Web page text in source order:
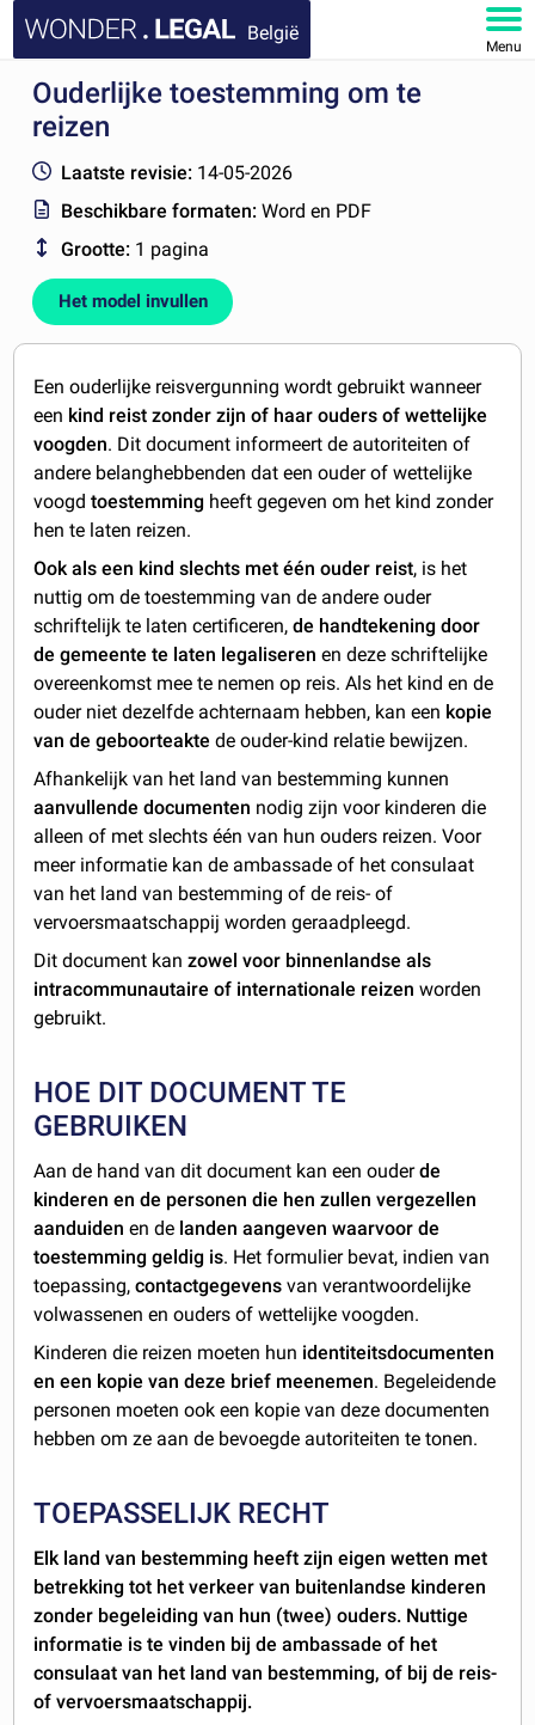
België
Menu
HOME
FAQ
MIJN ACCOUNT
Ouderlijke toestemming om te
reizen
Laatste revisie: 14-05-2026
Beschikbare formaten:Word en PDF
Grootte: 1 pagina
Het model invullen
Een ouderlijke reisvergunning wordt gebruikt wanneer
een kind reist zonder zijn of haar ouders of wettelijke
voogden. Dit document informeert de autoriteiten of
andere belanghebbenden dat een ouder of wettelijke
voogdtoestemming heeft gegeven om het kind zonder
hen te laten reizen.
Ook als een kind slechts met één ouder reist, is het
nuttig om de toestemming van de andere ouder
schriftelijk te laten certificeren,de handtekening door
de gemeente te laten legaliseren en deze schriftelijke
overeenkomst mee te nemen op reis. Als het kind en de
ouder niet dezelfde achternaam hebben, kan een kopie
van de geboorteakte de ouder-kind relatie bewijzen.
Afhankelijk van het land van bestemming kunnen
aanvullende documenten nodig zijn voor kinderen die
alleen of met slechts één van hun ouders reizen. Voor
meer informatie kan de ambassade of het consulaat
van het land van bestemming of de reis- of
vervoersmaatschappij worden geraadpleegd.
Dit document kanzowel voor binnenlandse als
intracommunautaire of internationale reizen worden
gebruikt.
HOE DIT DOCUMENT TE
GEBRUIKEN
Aan de hand van dit document kan een ouderde
kinderen en de personen die hen zullen vergezellen
aanduiden en de landen aangeven waarvoor de
toestemming geldig is. Het formulier bevat, indien van
toepassing,contactgegevens van verantwoordelijke
volwassenen en ouders of wettelijke voogden.
Kinderen die reizen moeten hun identiteitsdocumenten
en een kopie van deze brief meenemen. Begeleidende
personen moeten ook een kopie van deze documenten
hebben om ze aan de bevoegde autoriteiten te tonen.
TOEPASSELIJK RECHT
Elk land van bestemming heeft zijn eigen wetten met
betrekking tot het verkeer van buitenlandse kinderen
zonder begeleiding van hun (twee) ouders. Nuttige
informatie is te vinden bij de ambassade of het
consulaat van het land van bestemming, of bij de reis-
of vervoersmaatschappij.